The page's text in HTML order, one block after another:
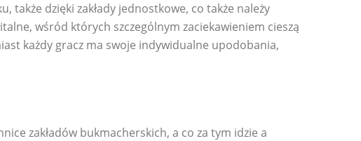
także dzięki zakłady jednostkowe, co także należy
wśród których szczególnym zaciekawieniem cieszą
każdy gracz ma swoje indywidualne upodobania,
zakładów bukmacherskich, a co za tym idzie a